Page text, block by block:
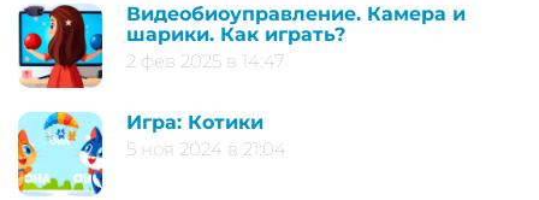
Видеобиоуправление. Камера и
шарики. Как играть?
2 фев 2025 в 14:47
Игра: Котики
5 ноя 2024 в 21:04